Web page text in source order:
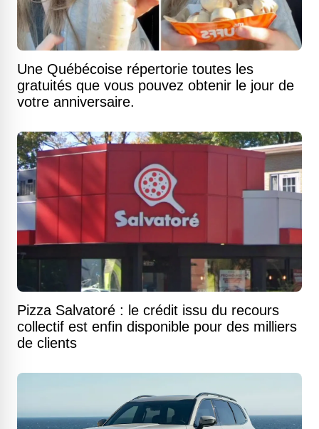
Une Québécoise répertorie toutes les
gratuités que vous pouvez obtenir le jour de
votre anniversaire.
Pizza Salvatoré : le crédit issu du recours
collectif est enfin disponible pour des milliers
de clients